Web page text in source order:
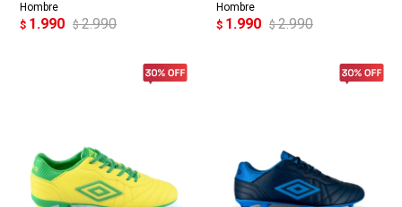
Hombre
$ 1.990 $ 2.990
Hombre
$ 1.990 $ 2.990